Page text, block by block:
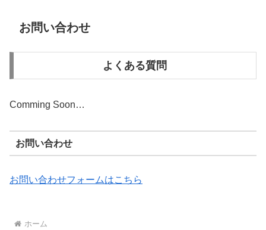
お問い合わせ
よくある質問
Comming Soon…
お問い合わせ
お問い合わせフォームはこちら
ホーム